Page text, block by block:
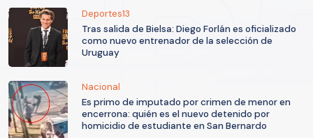
Deportes13
Tras salida de Bielsa: Diego Forlán es oficializado
como nuevo entrenador de la selección de
Uruguay
Nacional
Es primo de imputado por crimen de menor en
encerrona: quién es el nuevo detenido por
homicidio de estudiante en San Bernardo